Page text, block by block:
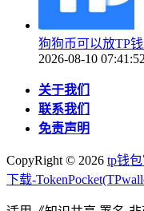
狗狗币可以放TP
2026-08-10 07:41:52
关于我们
联系我们
免责声明
CopyRight © 2026 tp钱
下载-